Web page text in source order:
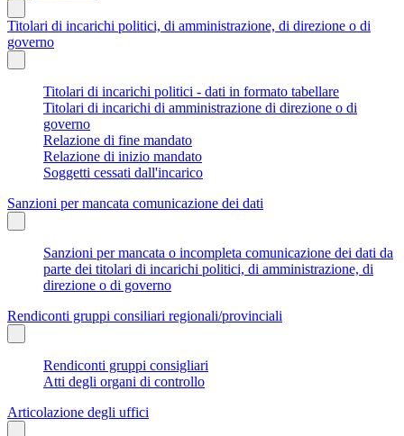
Titolari di incarichi politici, di amministrazione, di direzione o di
governo
Titolari di incarichi politici - dati in formato tabellare
Titolari di incarichi di amministrazione di direzione o di
governo
Relazione di fine mandato
Relazione di inizio mandato
Soggetti cessati dall'incarico
Sanzioni per mancata comunicazione dei dati
Sanzioni per mancata o incompleta comunicazione dei dati da
parte dei titolari di incarichi politici, di amministrazione, di
direzione o di governo
Rendiconti gruppi consiliari regionali/provinciali
Rendiconti gruppi consigliari
Atti degli organi di controllo
Articolazione degli uffici